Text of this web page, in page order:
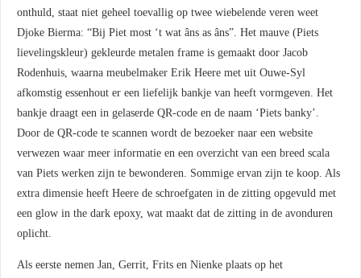
onthuld, staat niet geheel toevallig op twee wiebelende veren weet
Djoke Bierma: “Bij Piet most ‘t wat âns as âns”. Het mauve (Piets
lievelingskleur) gekleurde metalen frame is gemaakt door Jacob
Rodenhuis, waarna meubelmaker Erik Heere met uit Ouwe-Syl
afkomstig essenhout er een liefelijk bankje van heeft vormgeven. Het
bankje draagt een in gelaserde QR-code en de naam ‘Piets banky’.
Door de QR-code te scannen wordt de bezoeker naar een website
verwezen waar meer informatie en een overzicht van een breed scala
van Piets werken zijn te bewonderen. Sommige ervan zijn te koop. Als
extra dimensie heeft Heere de schroefgaten in de zitting opgevuld met
een glow in the dark epoxy, wat maakt dat de zitting in de avonduren
oplicht.
Als eerste nemen Jan, Gerrit, Frits en Nienke plaats op het